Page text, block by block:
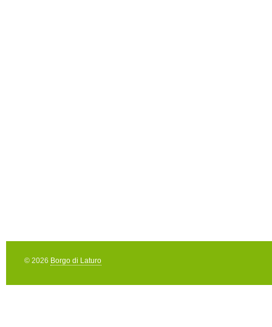
© 2026 Borgo di Laturo